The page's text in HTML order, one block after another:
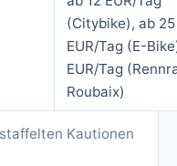
(Citybike), ab 25
EUR/Tag (E-
EUR/Tag
Roubaix)
Kautionen